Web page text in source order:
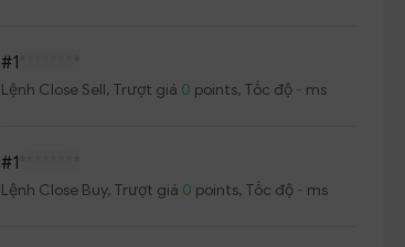
#1
Lệnh Close Sell, Trượt giá 0 points, Tốc độ - ms
#1
Lệnh Close Buy, Trượt giá 0 points, Tốc độ - ms